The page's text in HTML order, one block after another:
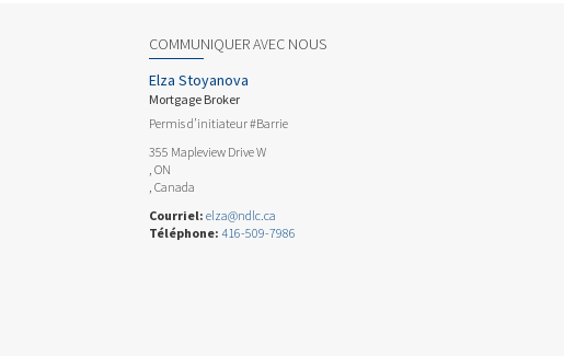
COMMUNIQUER AVEC NOUS
Elza Stoyanova
Mortgage Broker
Permis d’initiateur #Barrie
355 Mapleview Drive W
, ON
, Canada
Courriel: elza@ndlc.ca
Téléphone: 416-509-7986